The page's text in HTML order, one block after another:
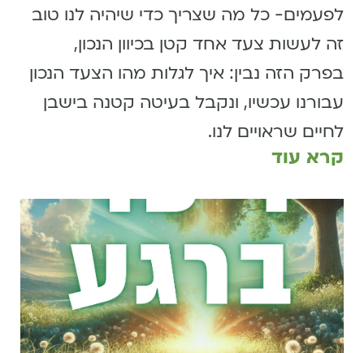
לפעמים- כל מה שצריך כדי שיהיה לנו טוב
זה לעשות צעד אחד קטן בכיוון הנכון,
בפרק הזה נבין: איך לגלות מהו הצעד הנכון
עבורנו עכשיו, ונקבל בעיטה קטנה בישבן
לחיים שראויים לנו.
קרא עוד